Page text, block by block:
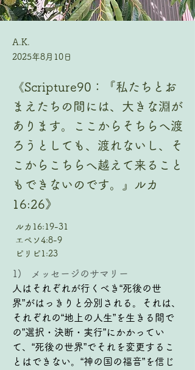
A.K.
2025年8月10日
《Scripture90：『私たちとお
まえたちの間には、大きな淵が
あります。ここからそちらへ渡
ろうとしても、渡れないし、そ
こからこちらへ越えて来ること
もできないのです。』ルカ
16:26》
ルカ16:19-31
エペソ4:8-9
ピリピ1:23
1)   メッセージのサマリー
人はそれぞれが行くべき“死後の世
界”がはっきりと分別される。それは、
それぞれの“地上の人生”を生きる間で
の”選択・決断・実行”にかかってい
て、“死後の世界”でそれを変更するこ
とはできない。“神の国の福音”を信じ